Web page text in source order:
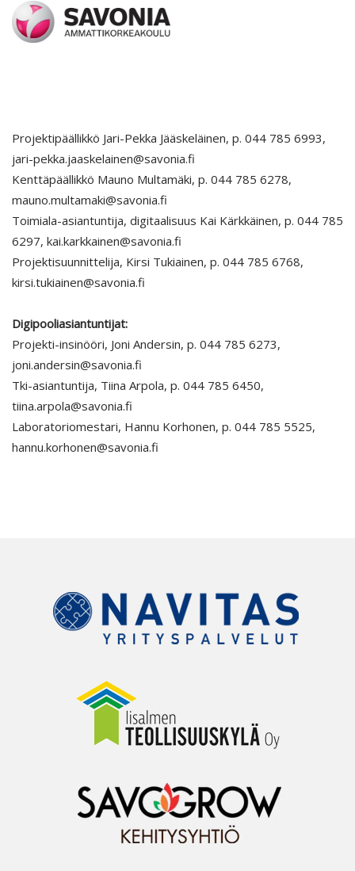
Projektipäällikkö Jari-Pekka Jääskeläinen, p. 044 785 6993,
jari-pekka.jaaskelainen@savonia.fi
Kenttäpäällikkö Mauno Multamäki, p. 044 785 6278,
mauno.multamaki@savonia.fi
Toimiala-asiantuntija, digitaalisuus Kai Kärkkäinen, p. 044 785
6297, kai.karkkainen@savonia.fi
Projektisuunnittelija, Kirsi Tukiainen, p. 044 785 6768,
kirsi.tukiainen@savonia.fi
Digipooliasiantuntijat:
Projekti-insinööri, Joni Andersin, p. 044 785 6273,
joni.andersin@savonia.fi
Tki-asiantuntija, Tiina Arpola, p. 044 785 6450,
tiina.arpola@savonia.fi
Laboratoriomestari, Hannu Korhonen, p. 044 785 5525,
hannu.korhonen@savonia.fi